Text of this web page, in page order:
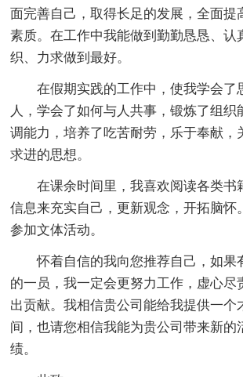
面完善自己，取得长足的发展，全面提
素质。在工作中我能做到勤勤恳恳、认
织、力求做到最好。
在假期实践的工作中，使我学会了
人，学会了如何与人共事，锻炼了组织
调能力，培养了吃苦耐劳，乐于奉献，
求进的思想。
在课余时间里，我喜欢阅读各类书
信息来充实自己，更新观念，开拓脑怀
参加文体活动。
怀着自信的我向您推荐自己，如果
的一员，我一定会更努力工作，虚心尽
出贡献。我相信贵公司能给我提供一个
间，也请您相信我能为贵公司带来新的
绩。